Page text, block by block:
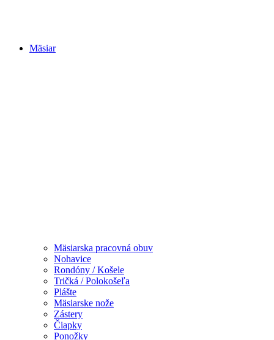
Mäsiar
Mäsiarska pracovná obuv
Nohavice
Rondóny / Košele
Tričká / Polokošeľa
Plášte
Mäsiarske nože
Zástery
Čiapky
Ponožky